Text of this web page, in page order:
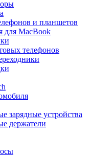
и планшетов
для MacBook
телефонов
зарядные устройства
держатели